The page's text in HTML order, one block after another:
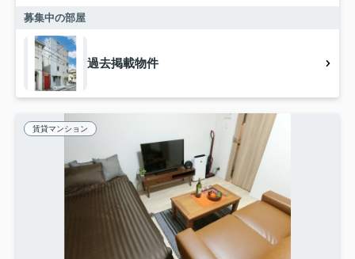
募集中の部屋
過去掲載物件
賃貸マンション